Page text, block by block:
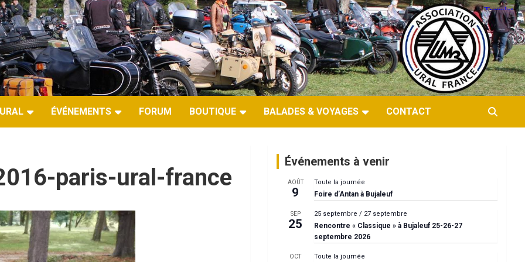
URAL ÉVÉNEMENTS FORUM BOUTIQUE BALADES & VOYAGES CONTACT
paris-ural-france
Événements à venir
AOÛT
9
Toute la journée
Foire d’Antan à Bujaleuf
SEP
25
25 septembre / 27 septembre
Rencontre « Classique » à Bujaleuf 25-26-27
septembre 2026
OCT Toute la journée